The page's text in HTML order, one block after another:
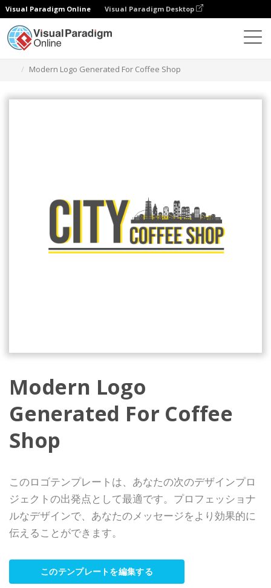
Visual Paradigm Online Visual Paradigm Desktop
Modern Logo Generated For Coffee Shop
Modern Logo
Generated For Coffee
Shop
このロゴテンプレートは、あなたの次のデザインプロ
ジェクトの出発点として最適です。プロフェッショナ
ルなデザインで、あなたのメッセージをより効果的に
伝えることができます。
このテンプレートを編集する